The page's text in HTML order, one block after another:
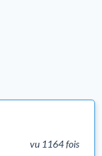
vu 1164 fois